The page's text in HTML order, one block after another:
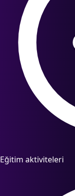
Eğitim aktiviteleri